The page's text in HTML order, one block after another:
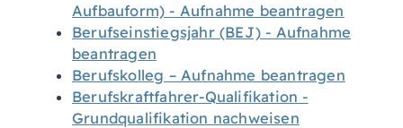
Aufbauform) - Aufnahme beantragen
Berufseinstiegsjahr (BEJ) - Aufnahme
beantragen
Berufskolleg – Aufnahme beantragen
Berufskraftfahrer-Qualifikation -
Grundqualifikation nachweisen